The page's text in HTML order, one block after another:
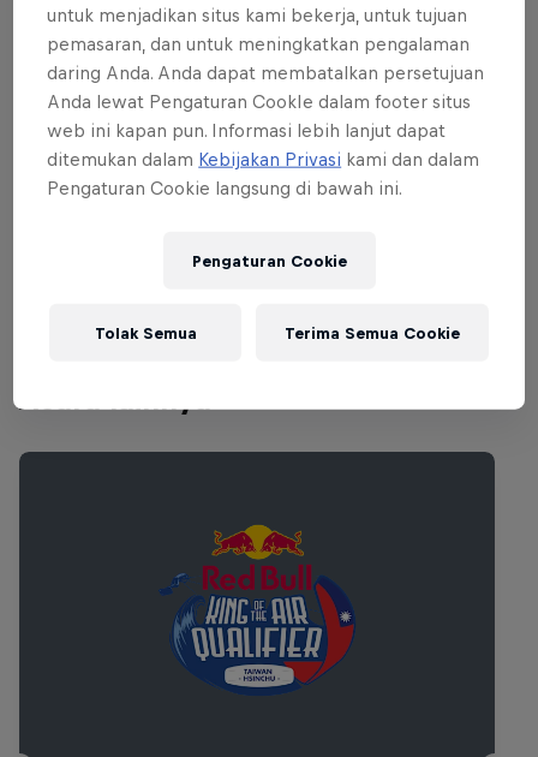
untuk menjadikan situs kami bekerja, untuk tujuan
pemasaran, dan untuk meningkatkan pengalaman
daring Anda. Anda dapat membatalkan persetujuan
Anda lewat Pengaturan CookIe dalam footer situs
web ini kapan pun. Informasi lebih lanjut dapat
ditemukan dalam Kebijakan Privasi kami dan dalam
Pengaturan Cookie langsung di bawah ini.
Pengaturan Cookie
Tolak Semua Terima Semua Cookie